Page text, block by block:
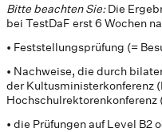
Bitte beachten Sie:Die
bei TestDaF erst 6 Wochen
• Feststellungsprüfung (=
• Nachweise, die durch
der Kultusministerkonferenz
Hochschulrektorenkonferenz
• die Prüfungen auf Level B2